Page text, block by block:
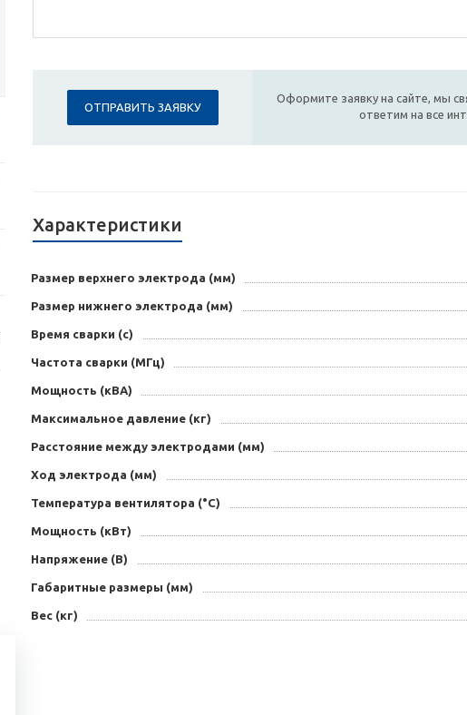
ОТПРАВИТЬ ЗАЯВКУ
Оформите заявку на сайте, мы
ответим на все
Характеристики
Размер верхнего электрода (мм)
Размер нижнего электрода (мм)
Время сварки (с)
Частота сварки (МГц)
Мощность (кВА)
Максимальное давление (кг)
Расстояние между электродами (мм)
Ход электрода (мм)
Температура вентилятора (°С)
Мощность (кВт)
Напряжение (B)
Габаритные размеры (мм)
Вес (кг)